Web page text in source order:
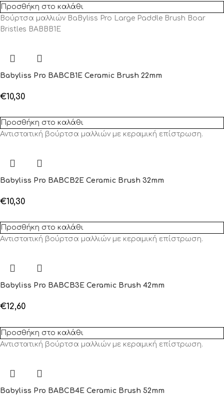
Προσθήκη στο καλάθι
Βούρτσα μαλλιών BaByliss Pro Large Paddle Brush Boar
Bristles BABBB1E
Babyliss Pro BABCB1E Ceramic Brush 22mm
€10,30
Προσθήκη στο καλάθι
Αντιστατική βούρτσα μαλλιών με κεραμική επίστρωση.
Babyliss Pro BABCB2E Ceramic Brush 32mm
€10,30
Προσθήκη στο καλάθι
Αντιστατική βούρτσα μαλλιών με κεραμική επίστρωση.
Babyliss Pro BABCB3E Ceramic Brush 42mm
€12,60
Προσθήκη στο καλάθι
Αντιστατική βούρτσα μαλλιών με κεραμική επίστρωση.
Babyliss Pro BABCB4E Ceramic Brush 52mm